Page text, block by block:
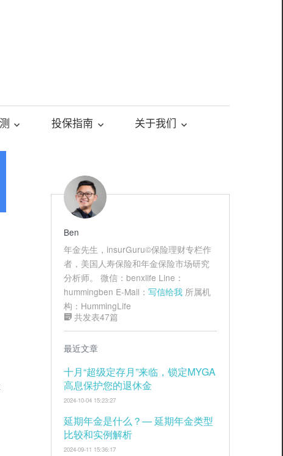
投保指南 关于我们
Ben
年金先生，insurGuru©️保险理财专栏作
者，美国人寿保险和年金保险市场研究
分析师。 微信：benxlife Line：
hummingben E-Mail： 写信给我所属机
构：HummingLife
共发表47篇
最近文章
十月“超级定存月”来临，锁定MYGA
高息保护您的退休金
2024-10-04 15:23:27
延期年金是什么？— 延期年金类型
比较和实例解析
2024-09-11 15:36:17